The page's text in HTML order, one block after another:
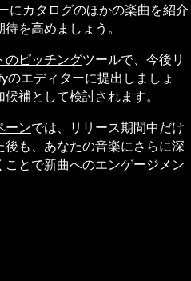
にカタログのほかの楽曲を紹介
を高めましょう。
のピッチングツールで、今後リ
のエディターに提出しましょ
補として検討されます。
ーンでは、リリース期間中だけ
も、あなたの音楽にさらに深
ことで新曲へのエンゲージメン